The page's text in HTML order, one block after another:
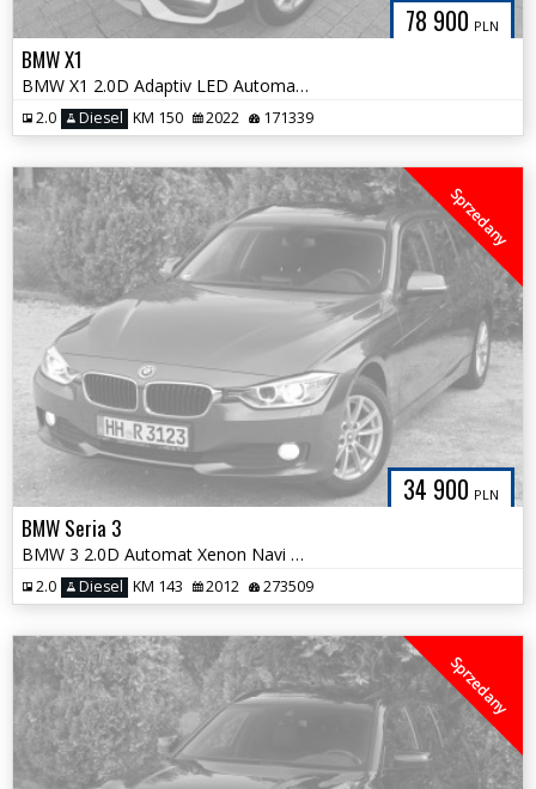
78 900 PLN
BMW X1
BMW X1 2.0D Adaptiv LED Automat Kubełkowe Fotele Alpejska Biel Śliczna
2.0 Diesel KM 150 2022 171339
34 900 PLN
Sprzedany
BMW Seria 3
BMW 3 2.0D Automat Xenon Navi Panorama NOWY ROZRZĄD Bezwypadkowa
2.0 Diesel KM 143 2012 273509
Sprzedany